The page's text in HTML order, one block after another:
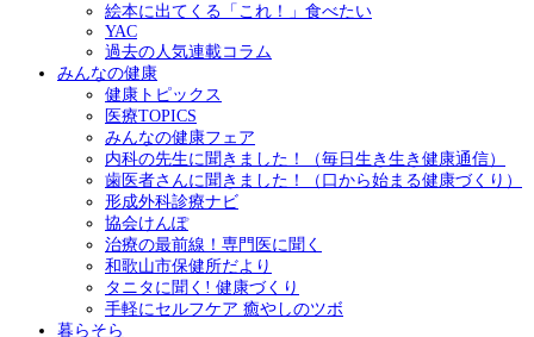
絵本に出てくる「これ！」食べたい
YAC
過去の人気連載コラム
みんなの健康
健康トピックス
医療TOPICS
みんなの健康フェア
内科の先生に聞きました！（毎日生き生き健康通信）
歯医者さんに聞きました！（口から始まる健康づくり）
形成外科診療ナビ
協会けんぽ
治療の最前線！専門医に聞く
和歌山市保健所だより
タニタに聞く! 健康づくり
手軽にセルフケア 癒やしのツボ
暮らそら